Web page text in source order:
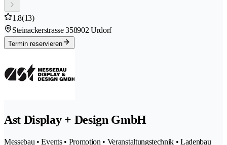
1.8(13)
Steinackerstrasse 358902 Urdorf
Termin reservieren
Ast Display + Design GmbH
Messebau • Events • Promotion • Veranstaltungstechnik • Ladenbau